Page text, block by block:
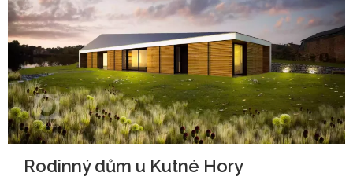
Rodinný dům u Kutné Hory